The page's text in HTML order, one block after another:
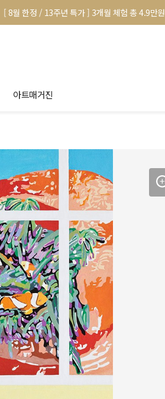
[ 8월 한정 / 13주년 특가 ] 3개월 체험 총 4.9만원
아트매거진
미술 이야기
아트 딕셔너리